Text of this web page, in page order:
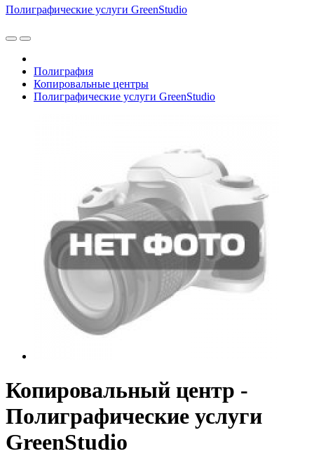
Полиграфические услуги GreenStudio
Полиграфия
Копировальные центры
Полиграфические услуги GreenStudio
Копировальный центр -
Полиграфические услуги
GreenStudio